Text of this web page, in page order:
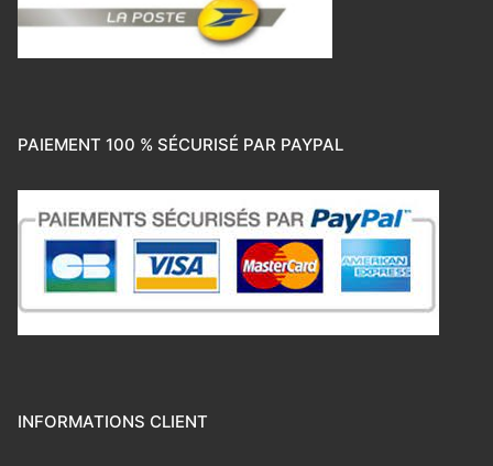
PAIEMENT 100 % SÉCURISÉ PAR PAYPAL
INFORMATIONS CLIENT